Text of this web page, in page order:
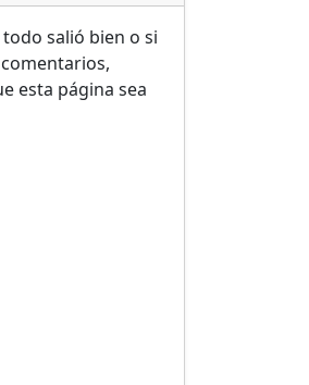
salió bien o si
esta página sea